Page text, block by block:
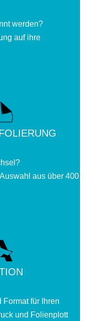
werden?
auf ihre
aus über 400
Format für Ihren
und Folienplott